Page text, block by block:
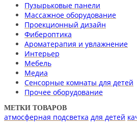
Пузырьковые панели
Массажное оборудование
Проекционный дизайн
Фибероптика
Ароматерапия и увлажнение
Интерьер
Мебель
Медиа
Сенсорные комнаты для детей
Прочее оборудование
МЕТКИ ТОВАРОВ
атмосферная подсветка для детей